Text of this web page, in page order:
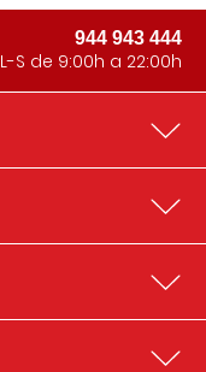
944 943 444
L-S de 9:00h a 22:00h